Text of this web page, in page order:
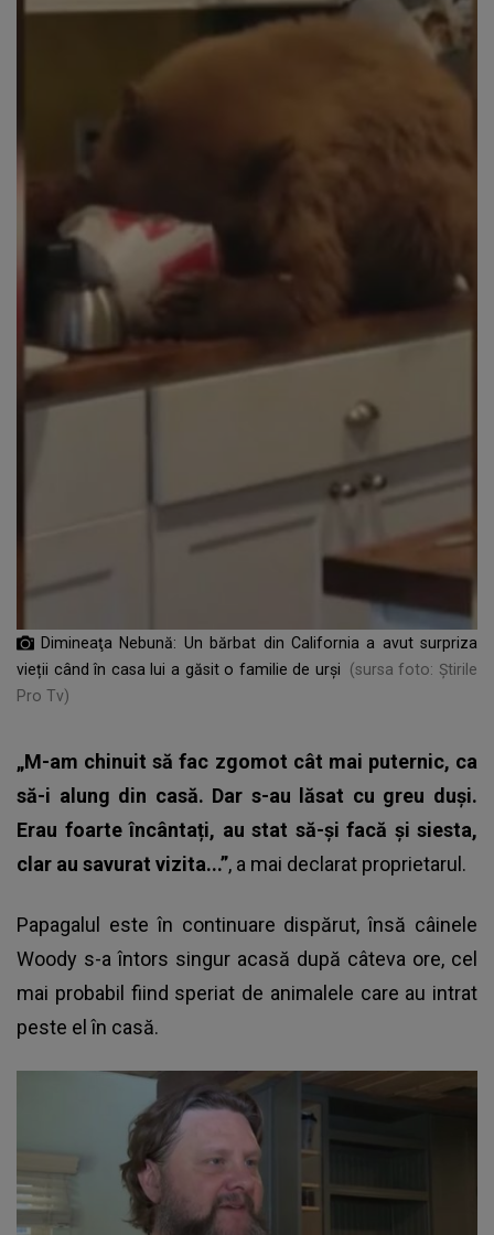
Dimineaţa Nebună: Un bărbat din California a avut surpriza
vieții când în casa lui a găsit o familie de urși
(sursa foto: Știrile
Pro Tv)
„M-am chinuit să fac zgomot cât mai puternic, ca
să-i alung din casă. Dar s-au lăsat cu greu duși.
Erau foarte încântați, au stat să-și facă și siesta,
clar au savurat vizita...”, a mai declarat proprietarul.
Papagalul este în continuare dispărut, însă câinele
Woody s-a întors singur acasă după câteva ore, cel
mai probabil fiind speriat de animalele care au intrat
peste el în casă.